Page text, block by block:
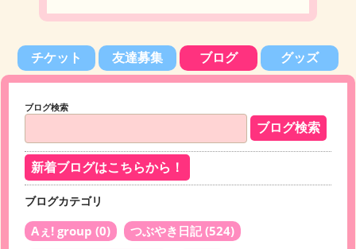
チケット 友達募集 ブログ グッズ
ブログ検索
新着ブログはこちらから！
ブログカテゴリ
Aぇ! group (0) つぶやき日記(524)